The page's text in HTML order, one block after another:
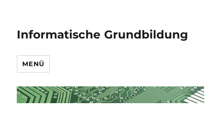
Informatische Grundbildung
MENÜ